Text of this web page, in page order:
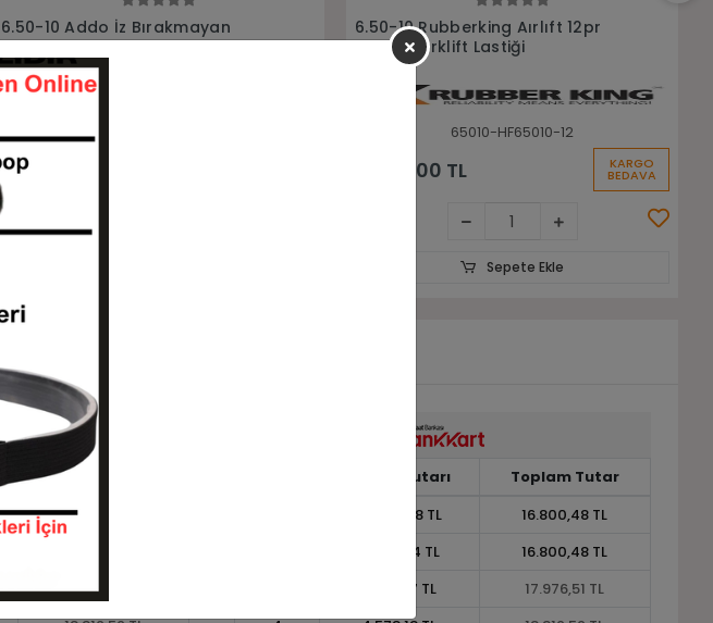
6.50-10 Rubberking Aırlıft 12pr
Havalı Forklift Lastiği
4.896,00 TL
6.50-10 Warrior Siyah Sekmansız
Dolgu Forklift Lastiği
65010-WARRİOR
8.750,00 TL KARGO
BEDAVA
Sepete Ekle
Toplam Tutar
16.800,48 TL
17.976,51 TL
Taksit Tutarı
Toplam Tutar
16.800,48 TL
16.800,48 TL
8.400,24 TL
16.800,48 TL
5.992,17 TL
17.976,51 TL